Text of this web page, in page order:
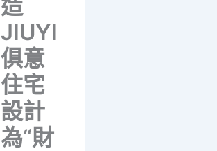
造
JIUYI
俱意
住宅
設計
為“財